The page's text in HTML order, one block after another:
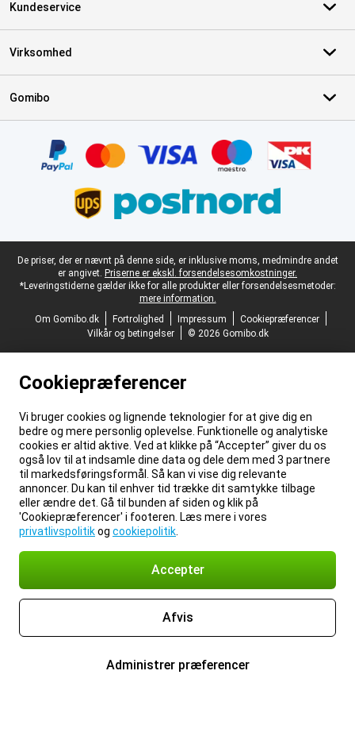
Kundeservice
Virksomhed
Gomibo
Juridisk fodtekst
De priser, der er nævnt på denne side, er inklusive moms, medmindre andet
er angivet. Priserne er ekskl. forsendelsesomkostninger.
*Leveringstiderne gælder ikke for alle produkter eller forsendelsesmetoder:
mere information.
Om Gomibo.dk
Fortrolighed Impressum
Cookiepræferencer
Vilkår og betingelser
© 2026 Gomibo.dk
Cookiepræferencer
Vi bruger cookies og lignende teknologier for at give dig en
bedre og mere personlig oplevelse. Funktionelle og analytiske
cookies er altid aktive. Ved at klikke på “Accepter” giver du os
også lov til at indsamle dine data og dele dem med 3 partnere
til markedsføringsformål. Så kan vi vise dig relevante
annoncer. Du kan til enhver tid trække dit samtykke tilbage
eller ændre det. Gå til bunden af siden og klik på
'Cookiepræferencer' i footeren. Læs mere i vores
privatlivspolitikog cookiepolitik
Accepter
Afvis
Administrer præferencer